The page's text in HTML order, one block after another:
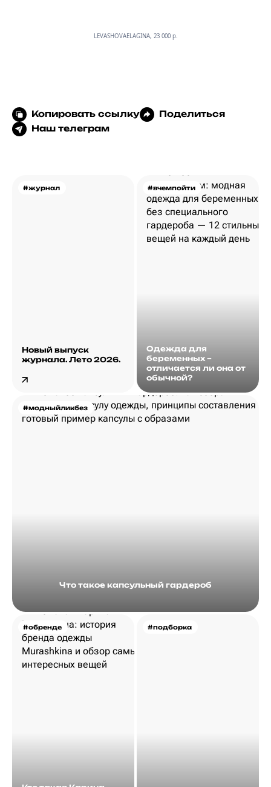
LEVASHOVAELAGINA, 23 000 p.
Копировать ссылку
Поделиться
Наш телеграм
#журнал
Новый выпуск
журнала. Лето 2026.
#вчемпойти
Одежда для
беременных –
отличается ли она от
обычной?
#модныйликбез
Что такое капсульный гардероб
#обренде #подборка